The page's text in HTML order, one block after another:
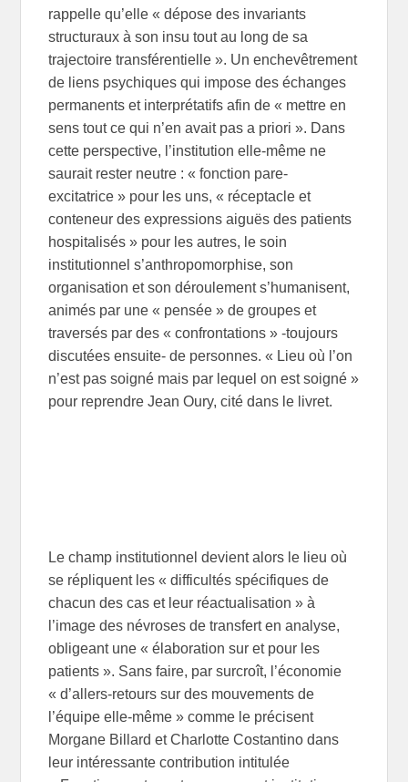
rappelle qu’elle « dépose des invariants
structuraux à son insu tout au long de sa
trajectoire transférentielle ». Un enchevêtrement
de liens psychiques qui impose des échanges
permanents et interprétatifs afin de « mettre en
sens tout ce qui n’en avait pas a priori ». Dans
cette perspective, l’institution elle-même ne
saurait rester neutre : « fonction pare-
excitatrice » pour les uns, « réceptacle et
conteneur des expressions aiguës des patients
hospitalisés » pour les autres, le soin
institutionnel s’anthropomorphise, son
organisation et son déroulement s’humanisent,
animés par une « pensée » de groupes et
traversés par des « confrontations » -toujours
discutées ensuite- de personnes. « Lieu où l’on
n’est pas soigné mais par lequel on est soigné »
pour reprendre Jean Oury, cité dans le livret.
Le champ institutionnel devient alors le lieu où
se répliquent les « difficultés spécifiques de
chacun des cas et leur réactualisation » à
l’image des névroses de transfert en analyse,
obligeant une « élaboration sur et pour les
patients ». Sans faire, par surcroît, l’économie
« d’allers-retours sur des mouvements de
l’équipe elle-même » comme le précisent
Morgane Billard et Charlotte Costantino dans
leur intéressante contribution intitulée